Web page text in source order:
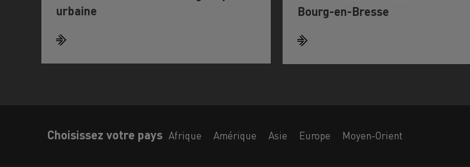
urbaine
Bourg-en-Bresse
Choisissez votre pays Afrique Amérique Asie Europe Moyen-Orient